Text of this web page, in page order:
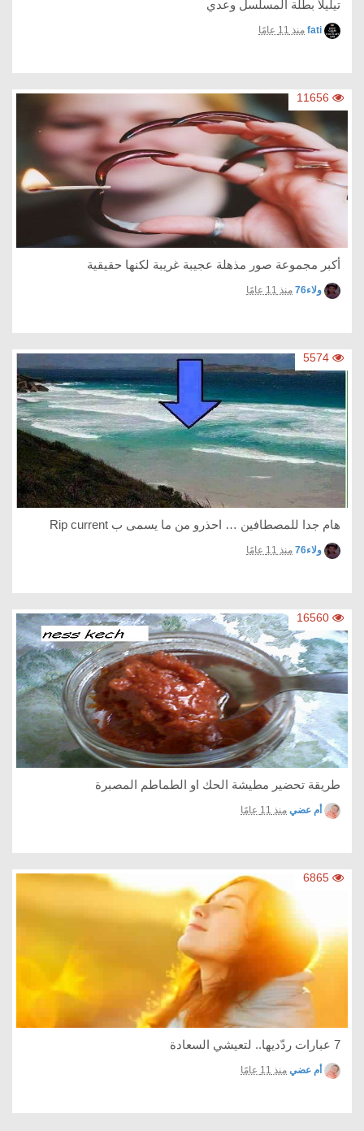
تيليلا بطلة المسلسل وعدي
fati منذ 11 عامًا
11656
أكبر مجموعة صور مذهلة عجيبة غريبة لكنها حقيقية
ولاء76 منذ 11 عامًا
5574
هام جدا للمصطافين … احذرو من ما يسمى ب Rip current
ولاء76 منذ 11 عامًا
16560
طريقة تحضير مطيشة الحك او الطماطم المصبرة
أم عضي منذ 11 عامًا
6865
أم عضي منذ 11 عامًا